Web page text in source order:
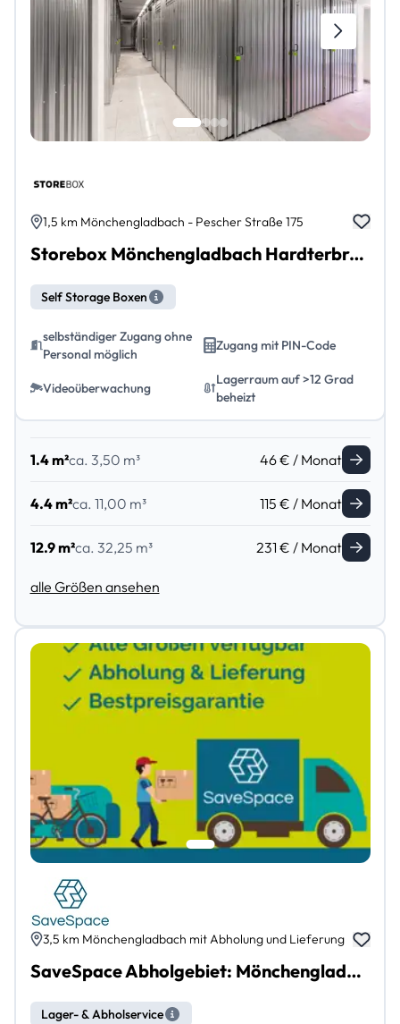
1,5 km Mönchengladbach - Pescher Straße 175
Storebox Mönchengladbach Hardterbroich-Pesch
Self Storage Boxen
selbständiger Zugang ohne
Personal möglich
Zugang mit PIN-Code
Videoüberwachung
Lagerraum auf >12 Grad
beheizt
1.4 m²ca. 3,50 m³ 46 € / Monat
4.4 m²ca. 11,00 m³ 115 € / Monat
12.9 m²ca. 32,25 m³ 231 € / Monat
alle Größen ansehen
3,5 km Mönchengladbach mit Abholung und Lieferung
SaveSpace Abholgebiet: Mönchengladbach mit Abholung und Lieferung
Lager- & Abholservice